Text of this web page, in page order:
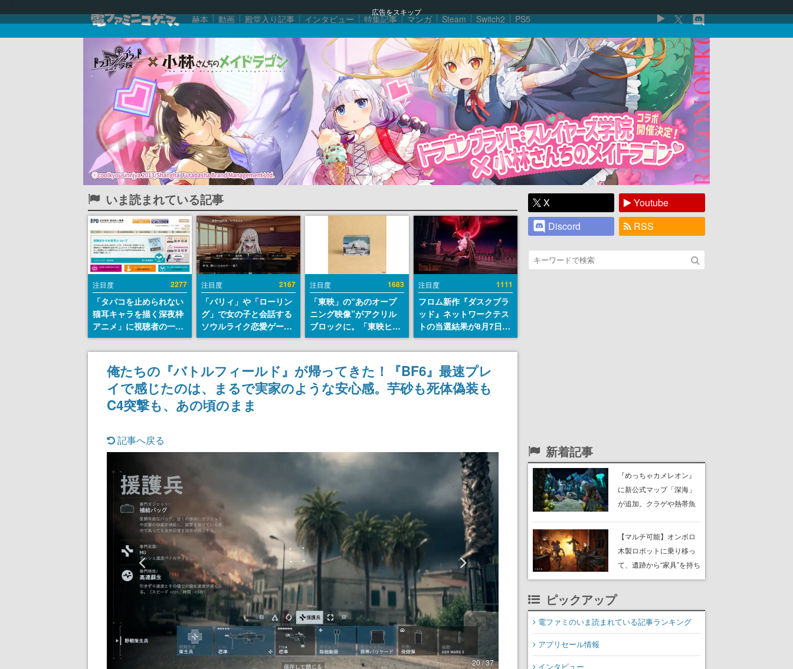
広告をスキップ
赫本 動画 殿堂入り記事 インタビュー 特集記事 マンガ Steam Switch2 PS5
いま読まれている記事
注目度 2277
「タバコを止められない
猫耳キャラを描く深夜枠
アニメ」に視聴者の一部
から批判意見。違法薬物
の使用と思しき描写も含
めて、BPOが議論を交わ
注目度 2167
「パリィ」や「ローリン
グ」で女の子と会話する
ソウルライク恋愛ゲーム
『小早川さんはソウルラ
イク』無料公開。返事に
DIED」
注目度 1683
「東映」の“あのオープ
ニング映像”がアクリル
ブロックに。「東映ヒス
トリカル グッズコレクシ
ョン」が8月下旬より発
売
注目度 1111
フロム新作『ダスクブラ
ッド』ネットワークテス
トの当選結果が8月7日22
時に発表。応募サイトの
マイページから確認可
能、テスト実施は8月21
日～24日
俺たちの『バトルフィールド』が帰ってきた！『BF6』最速プレ
イで感じたのは、まるで実家のような安心感。芋砂も死体偽装も
C4突撃も、あの頃のまま
記事へ戻る
20 / 37
X
Youtube
Discord
RSS
新着記事
『めっちゃカメレオン』
に新公式マップ「深海」
が追加。クラゲや熱帯魚
や大きな貝も
【マルチ可能】オンボロ
木製ロボットに乗り移っ
て、遺跡から“家具”を持ち
帰るホラーアクションゲ
売。迫る“腐敗”から逃げ延
び、持ち帰った家具で基
ピックアップ
電ファミのいま読まれている記事ランキング
アプリセール情報
インタビュー